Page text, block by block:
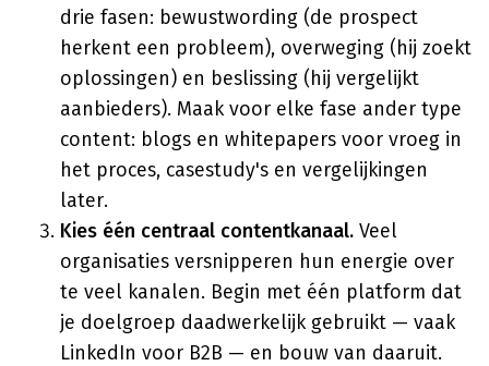
drie fasen: bewustwording (de prospect
herkent een probleem), overweging (hij zoekt
oplossingen) en beslissing (hij vergelijkt
aanbieders). Maak voor elke fase ander type
content: blogs en whitepapers voor vroeg in
het proces, casestudy's en vergelijkingen
later.
Kies één centraal contentkanaal. Veel
organisaties versnipperen hun energie over
te veel kanalen. Begin met één platform dat
je doelgroep daadwerkelijk gebruikt — vaak
LinkedIn voor B2B — en bouw van daaruit.